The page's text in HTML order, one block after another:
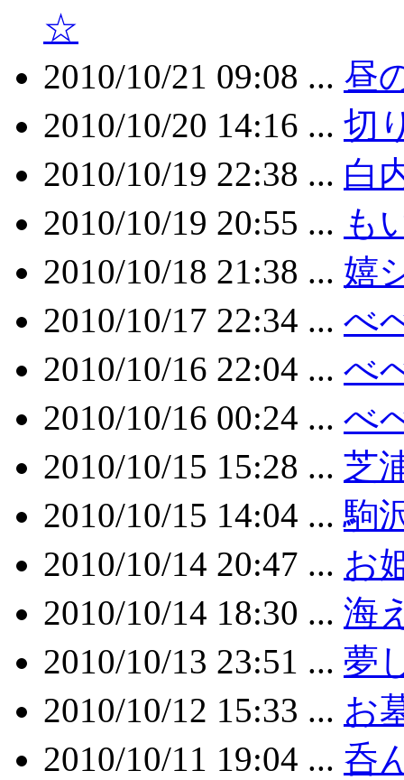
☆
2010/10/21 09:08 ... 昼
2010/10/20 14:16 ... 切
2010/10/19 22:38 ... 白
2010/10/19 20:55 ... も
2010/10/18 21:38 ... 嬉
2010/10/17 22:34 ... べ
2010/10/16 22:04 ... べ
2010/10/16 00:24 ... べ
2010/10/15 15:28 ... 芝
2010/10/15 14:04 ...駒
2010/10/14 20:47 ... お
2010/10/14 18:30 ... 海
2010/10/13 23:51 ... 夢
2010/10/12 15:33 ... お
2010/10/11 19:04 ... 呑